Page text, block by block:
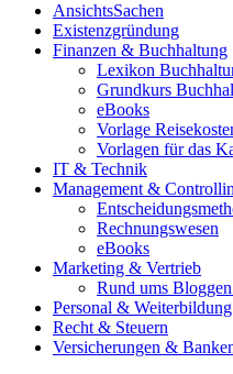
AnsichtsSachen
Existenzgründung
Finanzen & Buchhaltung
Lexikon
Grundkurs
eBooks
Vorlage
Vorlagen für das
IT & Technik
Management &
Rechnungswesen
eBooks
Marketing & Vertrieb
Rund ums
Personal & Weiterbildung
Recht & Steuern
Versicherungen &